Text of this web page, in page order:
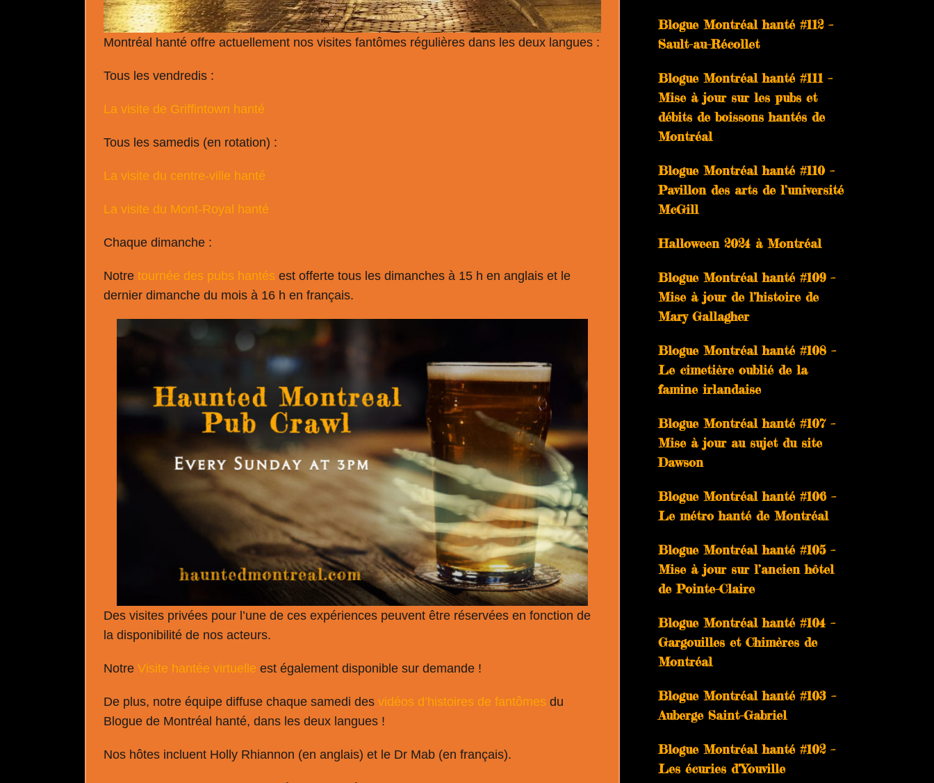
Montréal hanté offre actuellement nos visites fantômes régulières dans les deux langues :
Tous les vendredis :
La visite de Griffintown hanté
Tous les samedis (en rotation) :
La visite du centre-ville hanté
La visite du Mont-Royal hanté
Chaque dimanche :
Notre tournée des pubs hantés est offerte tous les dimanches à 15 h en anglais et le
dernier dimanche du mois à 16 h en français.
Des visites privées pour l’une de ces expériences peuvent être réservées en fonction de
la disponibilité de nos acteurs.
Notre Visite hantée virtuelle est également disponible sur demande !
De plus, notre équipe diffuse chaque samedi des vidéos d’histoires de fantômes du
Blogue de Montréal hanté, dans les deux langues !
Nos hôtes incluent Holly Rhiannon (en anglais) et le Dr Mab (en français).
Blogue Montréal hanté #112 –
Sault-au-Récollet
Blogue Montréal hanté #111 –
Mise à jour sur les pubs et
débits de boissons hantés de
Montréal
Blogue Montréal hanté #110 –
Pavillon des arts de l’université
McGill
Halloween 2024 à Montréal
Blogue Montréal hanté #109 –
Mise à jour de l’histoire de
Mary Gallagher
Blogue Montréal hanté #108 –
Le cimetière oublié de la
famine irlandaise
Blogue Montréal hanté #107 –
Mise à jour au sujet du site
Dawson
Blogue Montréal hanté #106 –
Le métro hanté de Montréal
Blogue Montréal hanté #105 –
Mise à jour sur l’ancien hôtel
de Pointe-Claire
Blogue Montréal hanté #104 –
Gargouilles et Chimères de
Montréal
Blogue Montréal hanté #103 –
Auberge Saint-Gabriel
Blogue Montréal hanté #102 –
Les écuries d’Youville